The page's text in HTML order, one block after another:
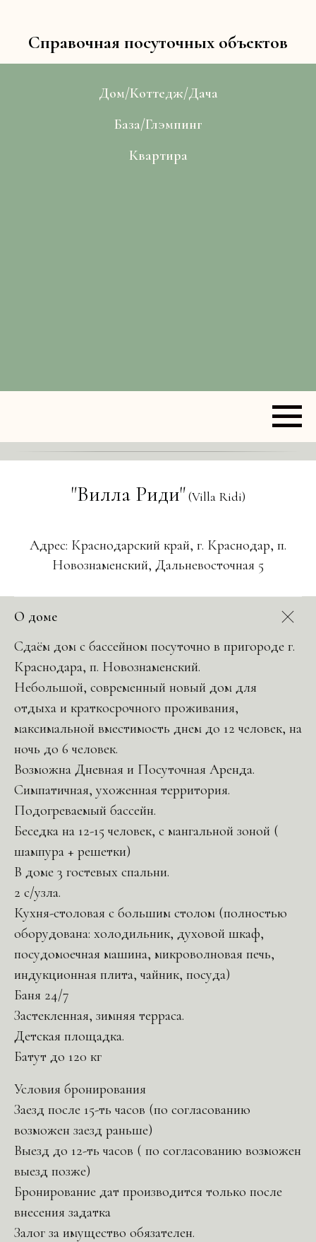
Справочная посуточных объектов
Дом/Коттедж/Дача
База/Глэмпинг
Квартира
"Вилла Риди" (Villa Ridi)
Адрес: Краснодарский край, г. Краснодар, п.
Новознаменский, Дальневосточная 5
О доме
Сдаём дом с бассейном посуточно в пригороде г.
Краснодара, п. Новознаменский.
Небольшой, современный новый дом для
отдыха и краткосрочного проживания,
максимальной вместимость днем до 12 человек, на
ночь до 6 человек.
Возможна Дневная и Посуточная Аренда.
Симпатичная, ухоженная территория.
Подогреваемый бассейн.
Беседка на 12-15 человек, с мангальной зоной (
шампура + решетки)
В доме 3 гостевых спальни.
2 с/узла.
Кухня-столовая с большим столом (полностью
оборудована: холодильник, духовой шкаф,
посудомоечная машина, микроволновая печь,
индукционная плита, чайник, посуда)
Баня 24/7
Застекленная, зимняя терраса.
Детская площадка.
Батут до 120 кг
Условия бронирования
Заезд после 15-ть часов (по согласованию
возможен заезд раньше)
Выезд до 12-ть часов ( по согласованию возможен
выезд позже)
Бронирование дат производится только после
внесения задатка
Залог за имущество обязателен.